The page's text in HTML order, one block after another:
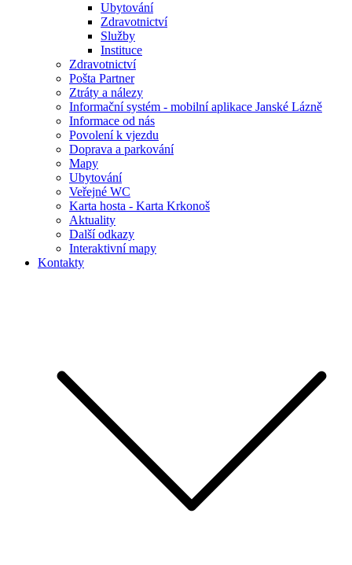
Ubytování
Zdravotnictví
Služby
Instituce
Zdravotnictví
Pošta Partner
Ztráty a nálezy
Informační systém - mobilní aplikace Janské Lázně
Informace od nás
Povolení k vjezdu
Doprava a parkování
Mapy
Ubytování
Veřejné WC
Karta hosta - Karta Krkonoš
Aktuality
Další odkazy
Interaktivní mapy
Kontakty